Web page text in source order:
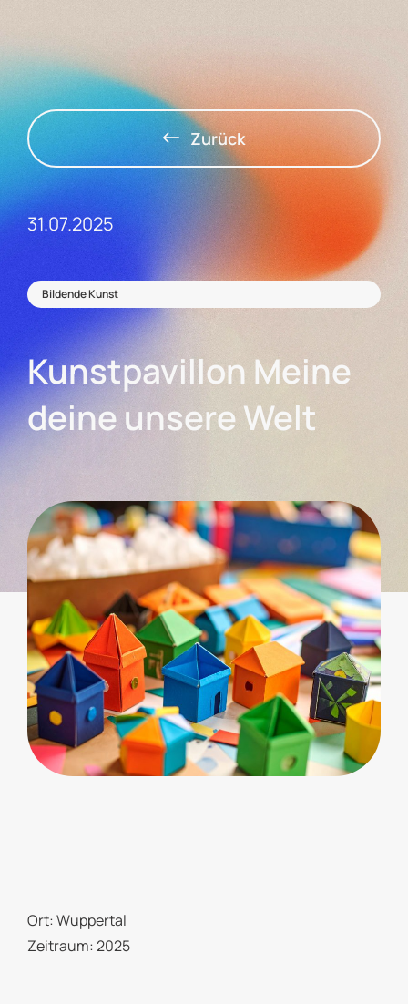
Zurück
31.07.2025
Bildende Kunst
Kunstpavillon Meine
deine unsere Welt
Ort: Wuppertal
Zeitraum: 2025